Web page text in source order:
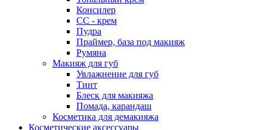
Консилер
СС - крем
Пудра
Праймер, база под макияж
Румяна
Макияж для губ
Увлажнение для губ
Тинт
Блеск для макияжа
Помада, карандаш
Косметика для демакияжа
Косметические аксессуары